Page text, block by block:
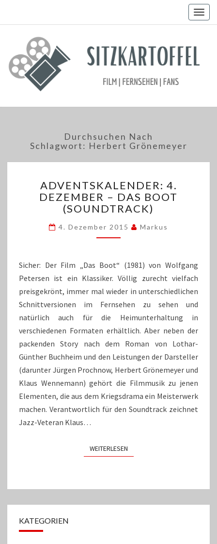
Durchsuchen Nach
Schlagwort: Herbert Grönemeyer
4.
DEZEMBER
–
BOOT
(SOUNDTRACK)
ADVENTSKALENDER: 4.
DEZEMBER – DAS BOOT
(SOUNDTRACK)
4. Dezember 2015 Markus
Sicher: Der Film „Das Boot“ (1981) von Wolfgang
Petersen ist ein Klassiker. Völlig zurecht vielfach
preisgekrönt, immer mal wieder in unterschiedlichen
Schnittversionen im Fernsehen zu sehen und
natürlich auch für die Heimunterhaltung in
verschiedenen Formaten erhältlich. Aber neben der
packenden Story nach dem Roman von Lothar-
Günther Buchheim und den Leistungen der Darsteller
(darunter Jürgen Prochnow, Herbert Grönemeyer und
Klaus Wennemann) gehört die Filmmusik zu jenen
Elementen, die aus dem Kriegsdrama ein Meisterwerk
machen. Verantwortlich für den Soundtrack zeichnet
Jazz-Veteran Klaus…
WEITERLESENWEITERLESEN
KATEGORIEN